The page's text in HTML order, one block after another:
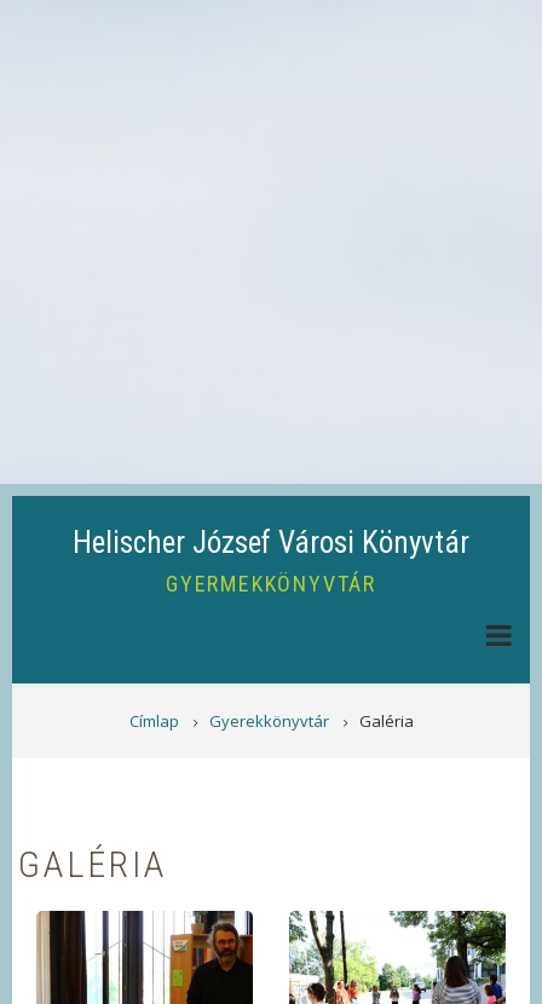
Helischer József Városi Könyvtár
GYERMEKKÖNYVTÁR
MORZSA
Címlap Gyerekkönyvtár Galéria
GALÉRIA